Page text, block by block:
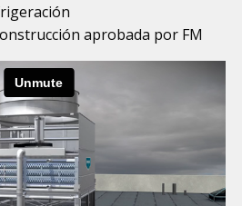
aprobada por FM